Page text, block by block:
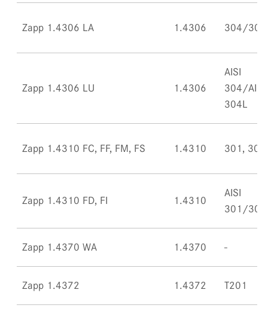
Zapp 1.4306 LA 1.4306 304/
Zapp 1.4306 LU 1.4306
AISI
304/AISI
304L
Zapp 1.4310 FC, FF, FM, FS 1.4310 301, 302
Zapp 1.4310 FD, FI 1.4310
AISI
301/302
Zapp 1.4370 WA 1.4370
Zapp 1.4372 1.4372 T201